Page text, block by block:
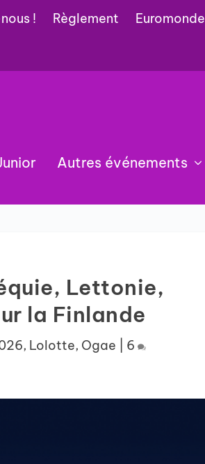
! Règlement Euromonde
Autres événements
Lettonie,
la Finlande
, Lolotte, Ogae 6